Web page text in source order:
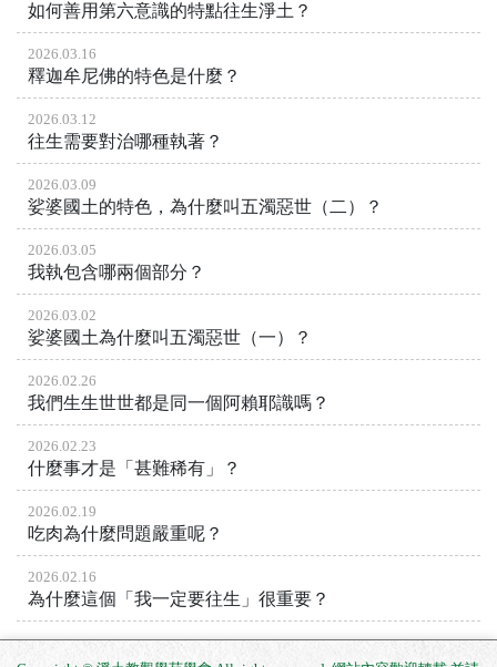
如何善用第六意識的特點往生淨土？
2026.03.16
釋迦牟尼佛的特色是什麼？
2026.03.12
往生需要對治哪種執著？
2026.03.09
娑婆國土的特色，為什麼叫五濁惡世（二）？
2026.03.05
我執包含哪兩個部分？
2026.03.02
娑婆國土為什麼叫五濁惡世（一）？
2026.02.26
我們生生世世都是同一個阿賴耶識嗎？
2026.02.23
什麼事才是「甚難稀有」？
2026.02.19
吃肉為什麼問題嚴重呢？
2026.02.16
為什麼這個「我一定要往生」很重要？